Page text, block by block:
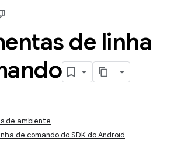
de linha
de ambiente
de comando do SDK do Android